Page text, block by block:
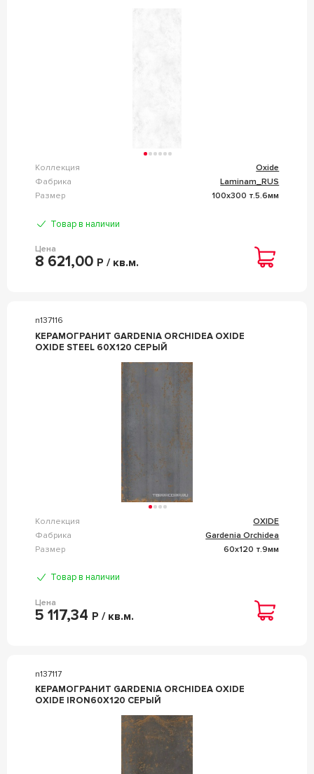
Коллекция
Oxide
Фабрика
Laminam_RUS
Размер
100x300 т.5.6мм
Товар в наличии
Цена
8 621,00 Р / кв.м.
n137116
КЕРАМОГРАНИТ GARDENIA ORCHIDEA OXIDE
OXIDE STEEL 60X120 СЕРЫЙ
Коллекция
OXIDE
Фабрика
Gardenia Orchidea
Размер
60x120 т.9мм
Товар в наличии
Цена
5 117,34 Р / кв.м.
n137117
КЕРАМОГРАНИТ GARDENIA ORCHIDEA OXIDE
OXIDE IRON60X120 СЕРЫЙ